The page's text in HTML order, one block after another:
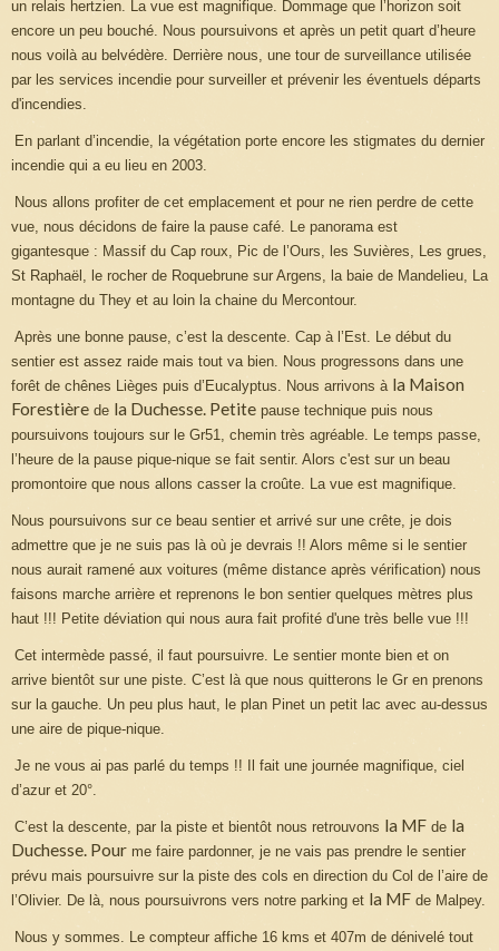
un relais hertzien. La vue est magnifique. Dommage que l’horizon soit
encore un peu bouché. Nous poursuivons et après un petit quart d’heure
nous voilà au belvédère. Derrière nous, une tour de surveillance utilisée
par les services incendie pour surveiller et prévenir les éventuels départs
d'incendies.
En parlant d’incendie, la végétation porte encore les stigmates du dernier
incendie qui a eu lieu en 2003.
Nous allons profiter de cet emplacement et pour ne rien perdre de cette
vue, nous décidons de faire la pause café. Le panorama est
gigantesque : Massif du Cap roux, Pic de l’Ours, les Suvières, Les grues,
St Raphaël, le rocher de Roquebrune sur Argens, la baie de Mandelieu, La
montagne du They et au loin la chaine du Mercontour.
Après une bonne pause, c’est la descente. Cap à l’Est. Le début du
sentier est assez raide mais tout va bien. Nous progressons dans une
forêt de chênes Lièges puis d’Eucalyptus. Nous arrivons à la Maison
Forestière de la Duchesse. Petite pause technique puis nous
poursuivons toujours sur le Gr51, chemin très agréable. Le temps passe,
l’heure de la pause pique-nique se fait sentir. Alors c'est sur un beau
promontoire que nous allons casser la croûte. La vue est magnifique.
Nous poursuivons sur ce beau sentier et arrivé sur une crête, je dois
admettre que je ne suis pas là où je devrais !! Alors même si le sentier
nous aurait ramené aux voitures (même distance après vérification) nous
faisons marche arrière et reprenons le bon sentier quelques mètres plus
haut !!! Petite déviation qui nous aura fait profité d'une très belle vue !!!
Cet intermède passé, il faut poursuivre. Le sentier monte bien et on
arrive bientôt sur une piste. C’est là que nous quitterons le Gr en prenons
sur la gauche. Un peu plus haut, le plan Pinet un petit lac avec au-dessus
une aire de pique-nique.
Je ne vous ai pas parlé du temps !! Il fait une journée magnifique, ciel
d’azur et 20°.
C’est la descente, par la piste et bientôt nous retrouvons la MF de la
Duchesse. Pour me faire pardonner, je ne vais pas prendre le sentier
prévu mais poursuivre sur la piste des cols en direction du Col de l’aire de
l’Olivier. De là, nous poursuivrons vers notre parking et la MF de Malpey.
Nous y sommes. Le compteur affiche 16 kms et 407m de dénivelé tout